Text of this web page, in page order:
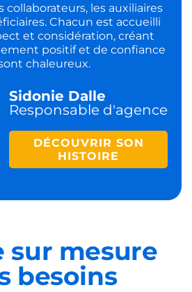
collaborateurs, les auxiliaires
Chacun est accueilli
et considération, créant
positif et de confiance
chaleureux.
Sidonie Dalle
Responsable d'agence
DÉCOUVRIR SON
HISTOIRE
sur mesure
besoins